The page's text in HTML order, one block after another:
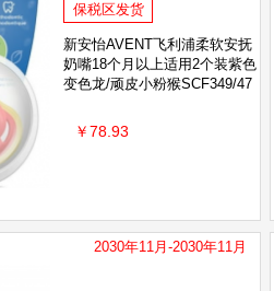
保税区发货
新安怡AVENT飞利浦柔软安抚
奶嘴18个月以上适用2个装紫色
变色龙/顽皮小粉猴SCF349/47
￥78.93
2030年11月-2030年11月